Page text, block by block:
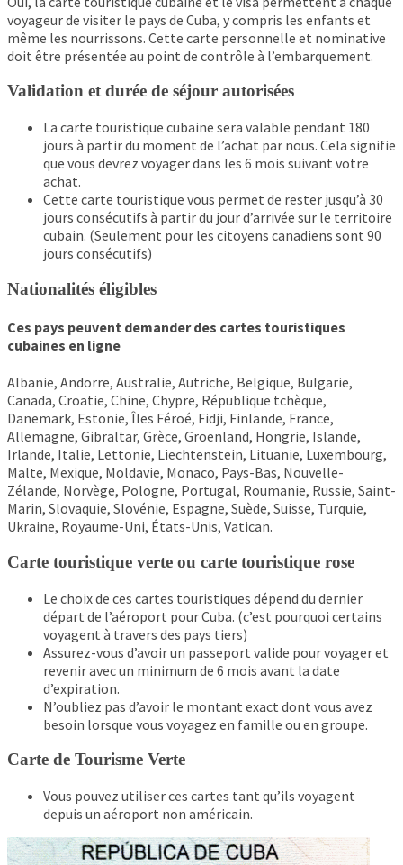
voyageur de visiter le pays de Cuba, y compris les enfants et
même les nourrissons. Cette carte personnelle et nominative
doit être présentée au point de contrôle à l’embarquement.
Validation et durée de séjour autorisées
La carte touristique cubaine sera valable pendant 180
jours à partir du moment de l’achat par nous. Cela signifie
que vous devrez voyager dans les 6 mois suivant votre
achat.
Cette carte touristique vous permet de rester jusqu’à 30
jours consécutifs à partir du jour d’arrivée sur le territoire
cubain. (Seulement pour les citoyens canadiens sont 90
jours consécutifs)
Nationalités éligibles
Ces pays peuvent demander des cartes touristiques
cubaines en ligne
Albanie, Andorre, Australie, Autriche, Belgique, Bulgarie,
Canada, Croatie, Chine, Chypre, République tchèque,
Danemark, Estonie, Îles Féroé, Fidji, Finlande, France,
Allemagne, Gibraltar, Grèce, Groenland, Hongrie, Islande,
Irlande, Italie, Lettonie, Liechtenstein, Lituanie, Luxembourg,
Malte, Mexique, Moldavie, Monaco, Pays-Bas, Nouvelle-
Zélande, Norvège, Pologne, Portugal, Roumanie, Russie, Saint-
Marin, Slovaquie, Slovénie, Espagne, Suède, Suisse, Turquie,
Ukraine, Royaume-Uni, États-Unis, Vatican.
Carte touristique verte ou carte touristique rose
Le choix de ces cartes touristiques dépend du dernier
départ de l’aéroport pour Cuba. (c’est pourquoi certains
voyagent à travers des pays tiers)
Assurez-vous d’avoir un passeport valide pour voyager et
revenir avec un minimum de 6 mois avant la date
d’expiration.
N’oubliez pas d’avoir le montant exact dont vous avez
besoin lorsque vous voyagez en famille ou en groupe.
Carte de Tourisme Verte
Vous pouvez utiliser ces cartes tant qu’ils voyagent
depuis un aéroport non américain.